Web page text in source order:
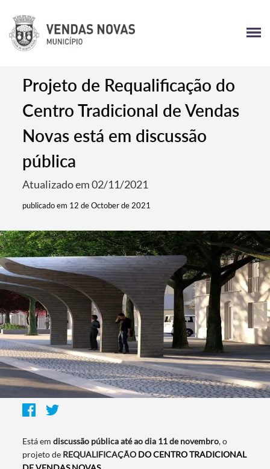
Projeto de Requalificação do
Centro Tradicional de Vendas
Novas está em discussão
pública
Atualizado em 02/11/2021
publicado em 12 de October de 2021
Está emdiscussão pública até ao dia 11 de novembro, o
projeto de REQUALIFICAÇÃO DO CENTRO TRADICIONAL